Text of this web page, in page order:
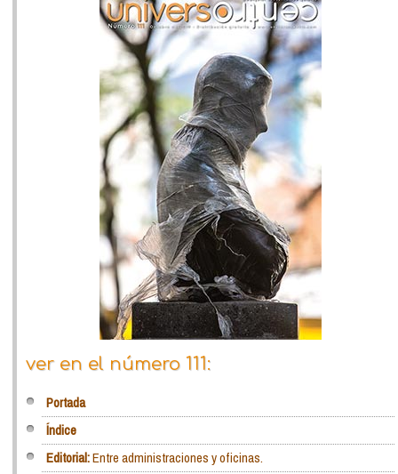
ver en el número 111:
Portada
Índice
Editorial:Entre administraciones y oficinas.